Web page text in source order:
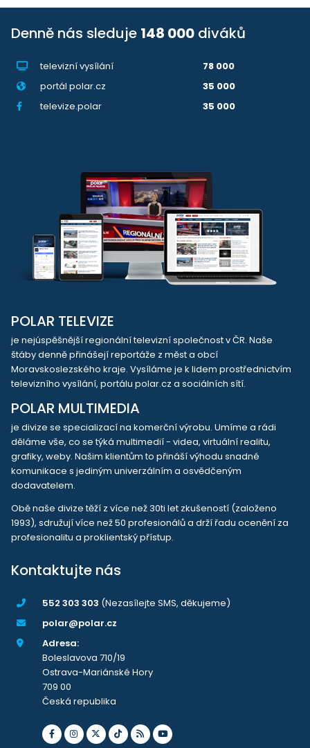
Denně nás sleduje 148 000 diváků
televizní vysílání
78 000
portál polar.cz
35 000
televize.polar
35 000
POLAR TELEVIZE
je nejúspěšnější regionální televizní společnost v ČR. Naše
štáby denně přinášejí reportáže z měst a obcí
Moravskoslezského kraje. Vysíláme je k lidem prostřednictvím
televizního vysílání, portálu polar.cz a sociálních sítí.
POLAR MULTIMEDIA
je divize se specializací na komerční výrobu. Umíme a rádi
děláme vše, co se týká multimedií - videa, virtuální realitu,
grafiky, weby. Našim klientům to přináší výhodu snadné
komunikace s jediným univerzálním a osvědčeným
dodavatelem.
Obě naše divize těží z více než 30ti let zkušeností (založeno
1993), sdružují více než 50 profesionálů a drží řadu ocenění za
profesionalitu a proklientský přístup.
Kontaktujte nás
552 303 303 (Nezasílejte SMS, děkujeme)
polar@polar.cz
Adresa:
Boleslavova 710/19
Ostrava-Mariánské Hory
709 00
Česká republika